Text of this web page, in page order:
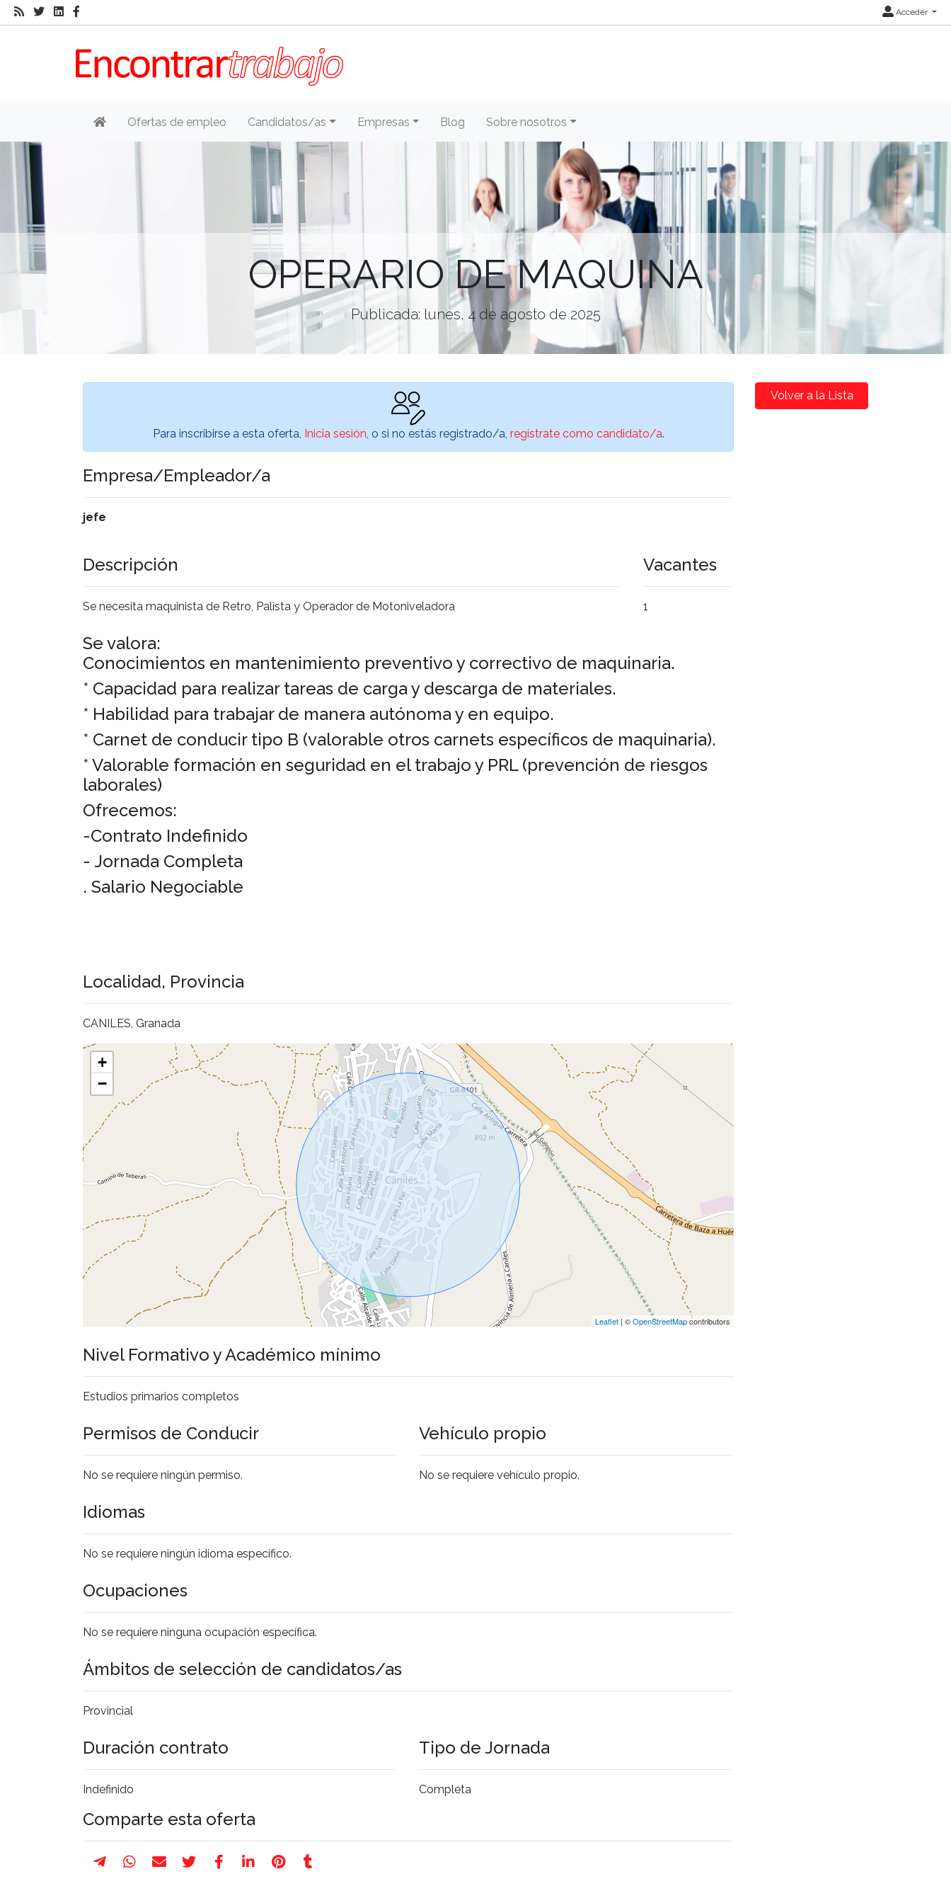
Acceder
Ofertas de empleo Candidatos/as Empresas Blog Sobre nosotros
OPERARIO DE MAQUINA
Publicada: lunes, 4 de agosto de 2025
Para inscribirse a esta oferta, Inicia sesión , o si no estás registrado/a, regístrate como candidato/a.
Empresa/Empleador/a
jefe
Descripción
Se necesita maquinista de Retro, Palista y Operador de Motoniveladora
Vacantes
1
Se valora:
Conocimientos en mantenimiento preventivo y correctivo de maquinaria.
* Capacidad para realizar tareas de carga y descarga de materiales.
* Habilidad para trabajar de manera autónoma y en equipo.
* Carnet de conducir tipo B (valorable otros carnets específicos de maquinaria).
* Valorable formación en seguridad en el trabajo y PRL (prevención de riesgos
laborales)
Ofrecemos:
-Contrato Indefinido
- Jornada Completa
. Salario Negociable
Localidad, Provincia
CANILES, Granada
+
−
Leaflet | ©OpenStreetMapcontributors
Nivel Formativo y Académico mínimo
Estudios primarios completos
Permisos de Conducir
No se requiere ningún permiso.
Vehículo propio
No se requiere vehículo propio.
Idiomas
No se requiere ningún idioma específico.
Ocupaciones
No se requiere ninguna ocupación específica.
Ámbitos de selección de candidatos/as
Provincial
Duración contrato
Indefinido
Tipo de Jornada
Completa
Comparte esta oferta
Volver a la Lista